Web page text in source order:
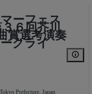
ーフェス
６回芥川
賞選考演奏
クライ
Prefecture, Japan